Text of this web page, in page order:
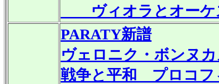
ヴィオラとオーケ
PARATY新譜
ヴェロニク・ボンヌ
戦争と平和 プロコフ